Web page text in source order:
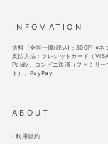
ABOUT
利用規約
INFOMATION
送料（全国一律/税込)：800円 ※ネ
支払方法：クレジットカード（
Paidy、コンビニ決済（ファミリー
ト）、PayPay